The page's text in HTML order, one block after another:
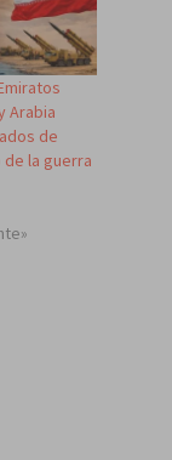
Arabia
de
de la guerra